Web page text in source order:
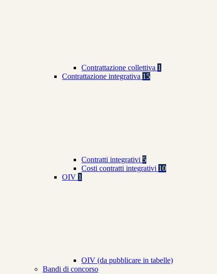
Contrattazione collettiva 1
Contrattazione integrativa 15
Contratti integrativi 5
Costi contratti integrativi 10
OIV 1
OIV (da pubblicare in tabelle)
Bandi di concorso